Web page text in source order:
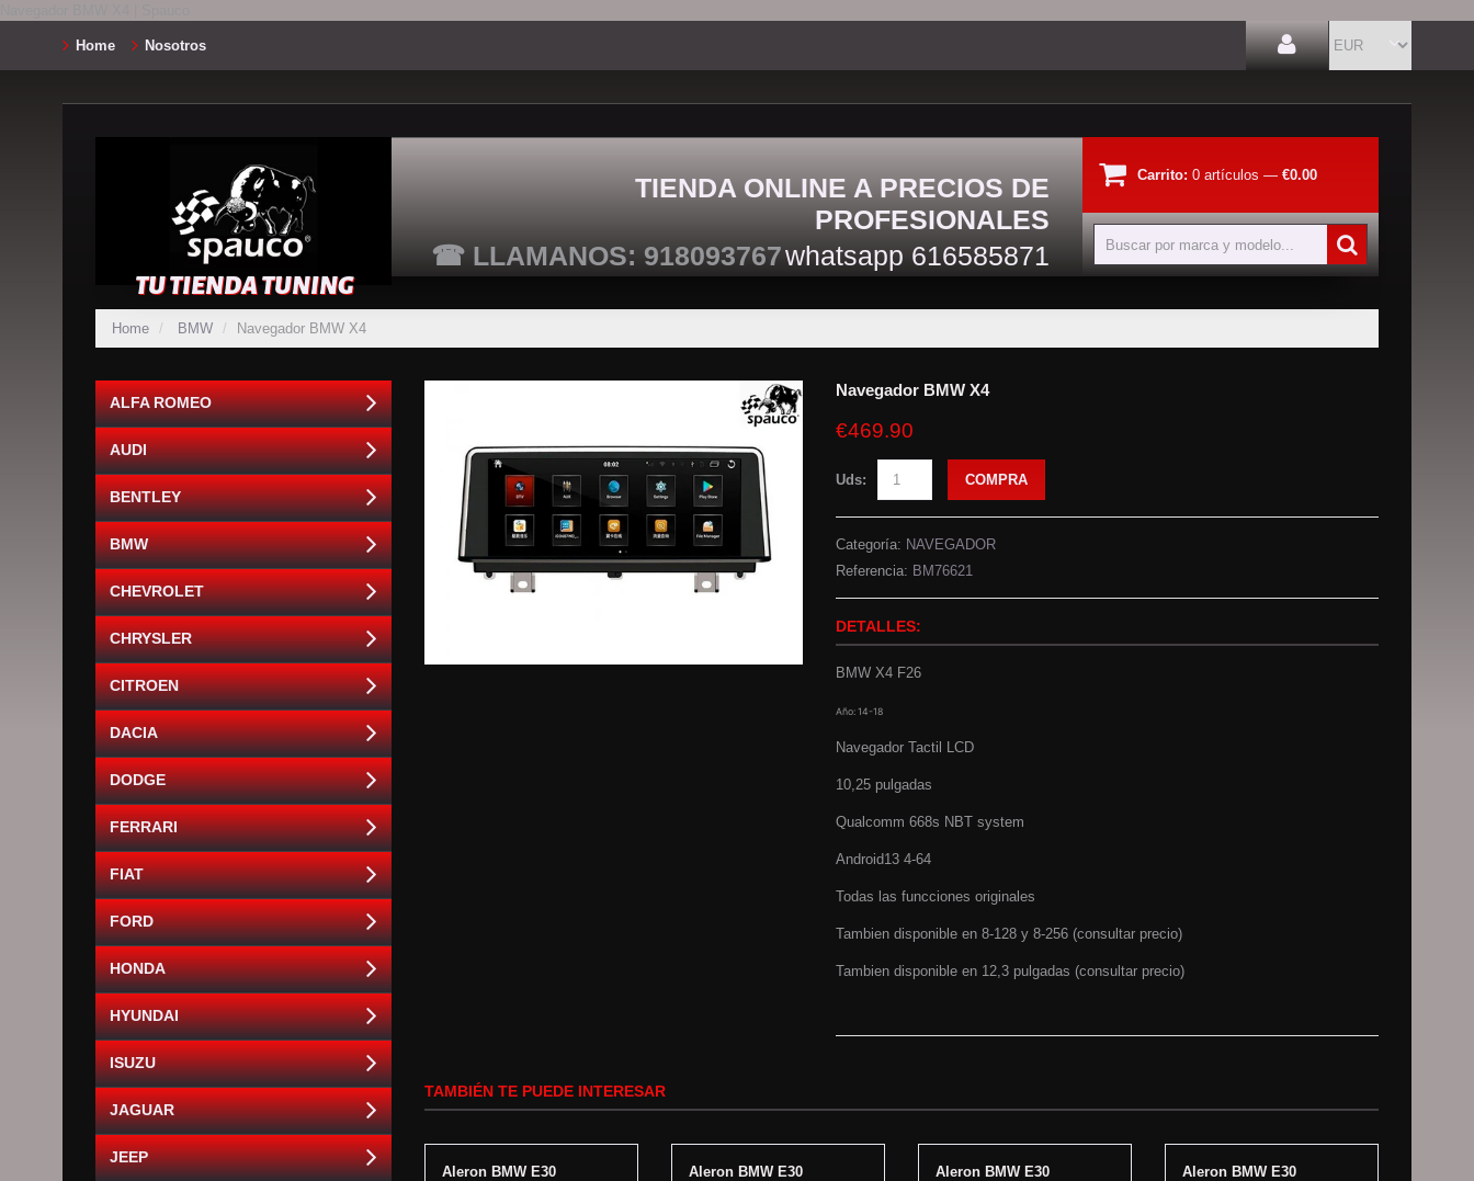
Home Nosotros
TU TIENDA TUNING
TIENDA ONLINE A PRECIOS DE
PROFESIONALES
☎ LLAMANOS: 918093767whatsapp 616585871
Carrito: 0 artículos — €0.00
Home BMW Navegador BMW X4
Navegador BMW X4
€469.90
Uds: COMPRA
Categoría: NAVEGADOR
Referencia: BM76621
DETALLES:
BMW X4 F26
Año: 14-18
Navegador Tactil LCD
10,25 pulgadas
Qualcomm 668s NBT system
Android13 4-64
Todas las funcciones originales
Tambien disponible en 8-128 y 8-256 (consultar precio)
Tambien disponible en 12,3 pulgadas (consultar precio)
TAMBIÉN TE PUEDE INTERESAR
Aleron BMW E30 Aleron BMW E30 Aleron BMW E30 Aleron BMW E30
ALFA ROMEO
AUDI
BENTLEY
BMW
CHEVROLET
CHRYSLER
CITROEN
DACIA
DODGE
FERRARI
FIAT
FORD
HONDA
HYUNDAI
ISUZU
JAGUAR
JEEP